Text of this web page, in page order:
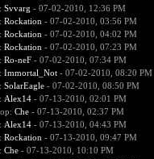
Svvarg - 07-02-2010, 12:36 PM
Rockation - 07-02-2010, 03:56 PM
Rockation - 07-02-2010, 04:02 PM
Rockation - 07-02-2010, 07:23 PM
Ro-neF- 07-02-2010, 07:34 PM
Immortal_Not- 07-02-2010, 08:20 PM
SolarEagle- 07-02-2010, 08:50 PM
Alex14- 07-13-2010, 02:01 PM
Che- 07-13-2010, 02:37 PM
Alex14- 07-13-2010, 04:43 PM
Rockation - 07-13-2010, 09:47 PM
Che- 07-13-2010, 10:10 PM